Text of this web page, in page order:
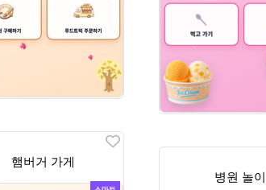
햄버거 가게
병원 놀이